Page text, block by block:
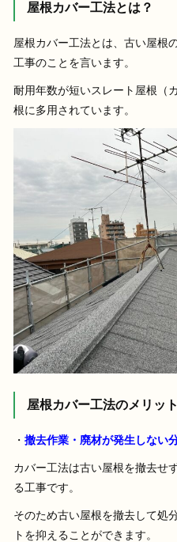
屋根カバー工法とは？
屋根カバー工法とは、古い屋根
工事のことを言います。
耐用年数が短いスレート屋根（
根に多用されています。
屋根カバー工法のメリット
・撤去作業・廃材が発生しない
カバー工法は古い屋根を撤去せ
る工事です。
そのため古い屋根を撤去して処
トを抑えることができます。